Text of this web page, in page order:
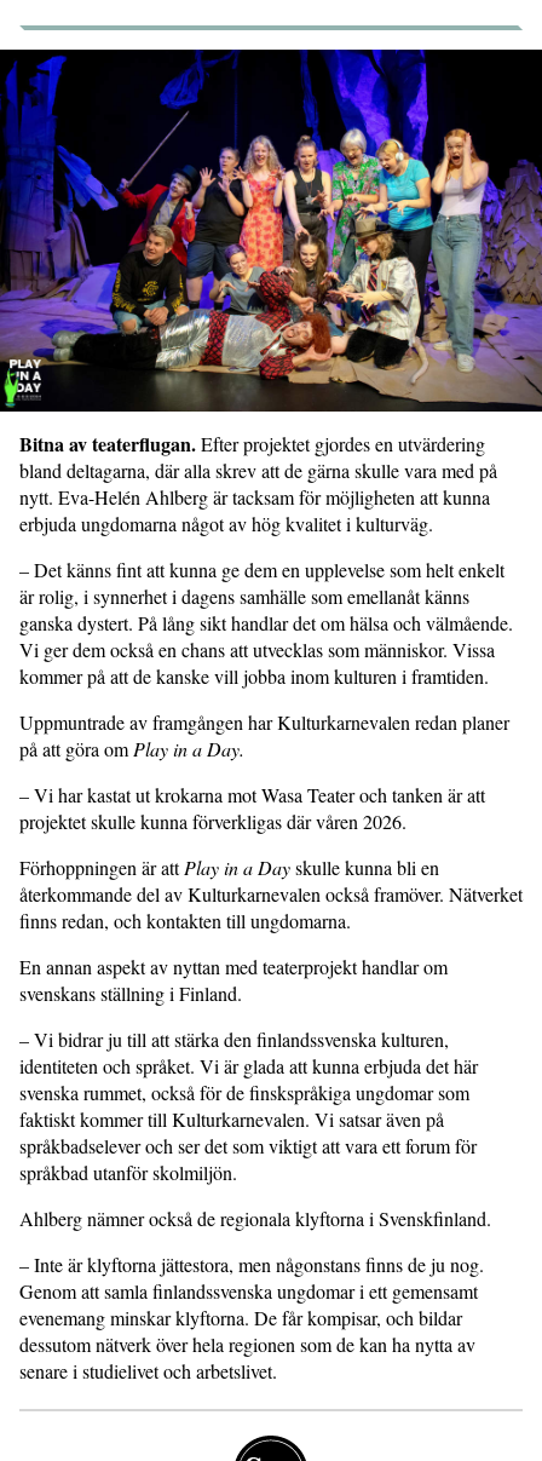
Bitna av teaterflugan.Efter projektet gjordes en utvärdering
bland deltagarna, där alla skrev att de gärna skulle vara med på
nytt. Eva-Helén Ahlberg är tacksam för möjligheten att kunna
erbjuda ungdomarna något av hög kvalitet i kulturväg.
– Det känns fint att kunna ge dem en upplevelse som helt enkelt
är rolig, i synnerhet i dagens samhälle som emellanåt känns
ganska dystert. På lång sikt handlar det om hälsa och välmående.
Vi ger dem också en chans att utvecklas som människor. Vissa
kommer på att de kanske vill jobba inom kulturen i framtiden.
Uppmuntrade av framgången har Kulturkarnevalen redan planer
på att göra om Play in a Day.
– Vi har kastat ut krokarna mot Wasa Teater och tanken är att
projektet skulle kunna förverkligas där våren 2026.
Förhoppningen är attPlay in a Dayskulle kunna bli en
återkommande del av Kulturkarnevalen också framöver. Nätverket
finns redan, och kontakten till ungdomarna.
En annan aspekt av nyttan med teaterprojekt handlar om
svenskans ställning i Finland.
– Vi bidrar ju till att stärka den finlandssvenska kulturen,
identiteten och språket. Vi är glada att kunna erbjuda det här
svenska rummet, också för de finskspråkiga ungdomar som
faktiskt kommer till Kulturkarnevalen. Vi satsar även på
språkbadselever och ser det som viktigt att vara ett forum för
språkbad utanför skolmiljön.
Ahlberg nämner också de regionala klyftorna i Svenskfinland.
– Inte är klyftorna jättestora, men någonstans finns de ju nog.
Genom att samla finlandssvenska ungdomar i ett gemensamt
evenemang minskar klyftorna. De får kompisar, och bildar
dessutom nätverk över hela regionen som de kan ha nytta av
senare i studielivet och arbetslivet.